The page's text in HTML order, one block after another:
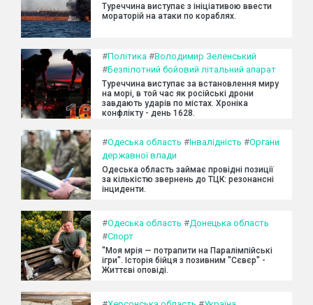
Туреччина виступає з ініціативою ввести
мораторій на атаки по кораблях.
#Політика #Володимир Зеленський
#Безпілотний бойовий літальний апарат
Туреччина виступає за встановлення миру
на морі, в той час як російські дрони
завдають ударів по містах. Хроніка
конфлікту - день 1628.
#Одеська область #Інвалідність #Органи
державної влади
Одеська область займає провідні позиції
за кількістю звернень до ТЦК: резонансні
інциденти.
#Одеська область #Донецька область
#Спорт
"Моя мрія — потрапити на Паралімпійські
ігри". Історія бійця з позивним "Сєвєр" -
Життєві оповіді.